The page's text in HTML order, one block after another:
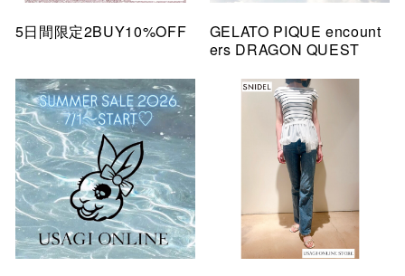
5日間限定2BUY10%OFF
GELATO PIQUE encount
ers DRAGON QUEST